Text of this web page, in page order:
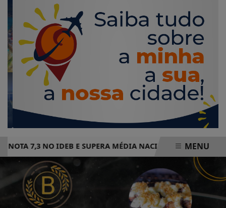
7,3 NO IDEB E SUPERA MÉDIA NACIONAL DE ENSINO
EM ALTA
MENU